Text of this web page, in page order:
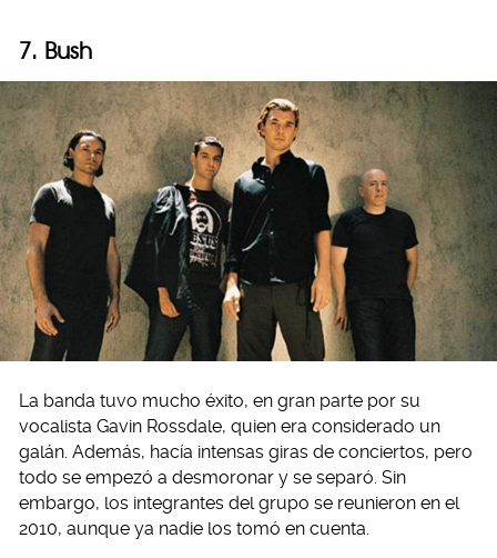
7. Bush
La banda tuvo mucho éxito, en gran parte por su
vocalista Gavin Rossdale, quien era considerado un
galán. Además, hacía intensas giras de conciertos, pero
todo se empezó a desmoronar y se separó. Sin
embargo, los integrantes del grupo se reunieron en el
2010, aunque ya nadie los tomó en cuenta.